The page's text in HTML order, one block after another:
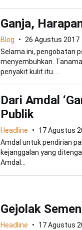
Ganja,
Blog
26 Agustus 2017
Selama ini, pengobatan
menyembuhkan.
penyakit kulit itu....
Dari Amdal
Publik
Headline
17 Agustus
Amdal untuk pendirian
kejanggalan yang
Amdal...
Gejolak
Headline
17 Agustus